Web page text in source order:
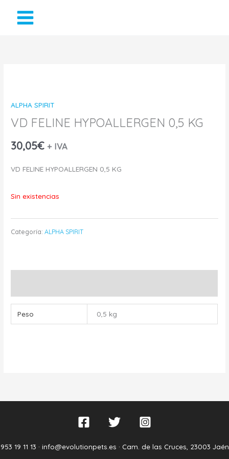
ALPHA SPIRIT
VD FELINE HYPOALLERGEN 0,5 KG
30,05€ + IVA
VD FELINE HYPOALLERGEN 0,5 KG
Sin existencias
Categoría:ALPHA SPIRIT
Peso 0,5 kg
953 19 11 13 · info@evolutionpets.es · Cam. de las Cruces, 23003 Jaén